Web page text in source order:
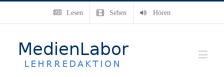
Lesen Sehen Hören